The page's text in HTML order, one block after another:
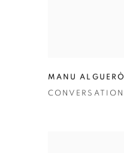
MANU ALGUERÒ
CONVERSATION